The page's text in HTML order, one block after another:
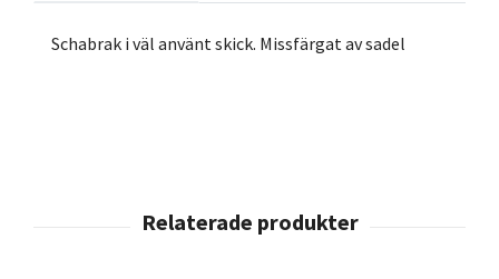
Schabrak i väl använt skick. Missfärgat av sadel